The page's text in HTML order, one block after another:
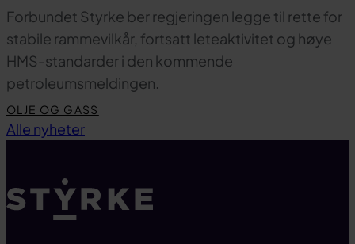
Forbundet Styrke ber regjeringen legge til rette for
stabile rammevilkår, fortsatt leteaktivitet og høye
HMS-standarder i den kommende
petroleumsmeldingen.
OLJE OG GASS
Alle nyheter